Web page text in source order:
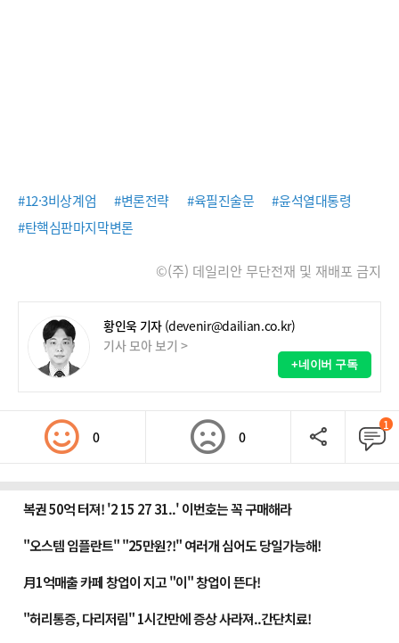
#12·3비상계엄 #변론전략 #육필진술문
#윤석열대통령
#탄핵심판마지막변론
©(주) 데일리안 무단전재 및 재배포 금지
황인욱 기자 (devenir@dailian.co.kr)
기사 모아 보기 >
+네이버 구독
0 0
1